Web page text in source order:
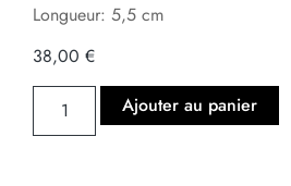
Longueur: 5,5 cm
38,00 €
Ajouter au panier